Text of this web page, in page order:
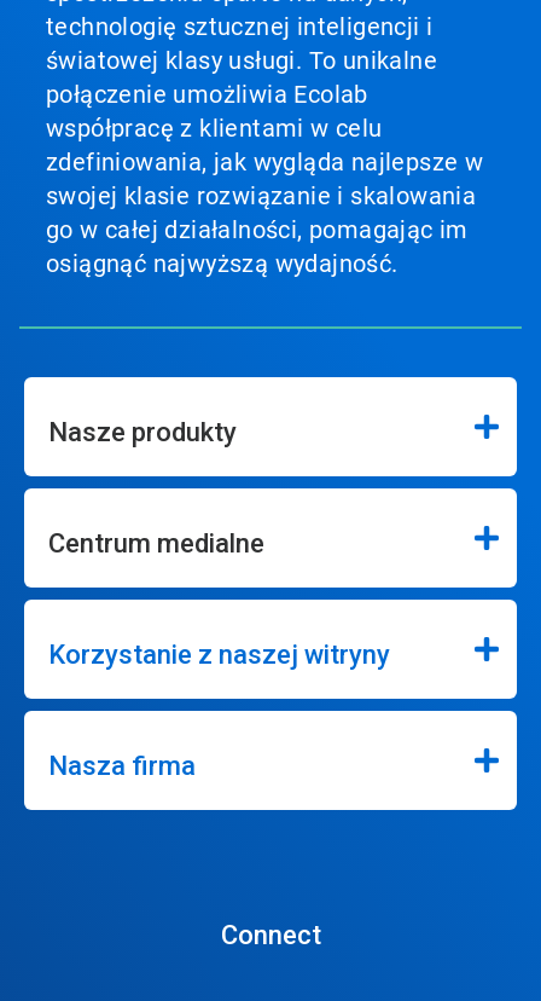
technologię sztucznej inteligencji i
światowej klasy usługi. To unikalne
połączenie umożliwia Ecolab
współpracę z klientami w celu
zdefiniowania, jak wygląda najlepsze w
swojej klasie rozwiązanie i skalowania
go w całej działalności, pomagając im
osiągnąć najwyższą wydajność.
Nasze produkty
Centrum medialne
Korzystanie z naszej witryny
Nasza firma
Connect